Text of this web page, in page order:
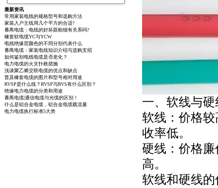
最新资讯
常用家装电线的规格型号和选购方法
家装入户主线用几个平方的合适?
番禺电缆：电线的好坏跟粗细有关系吗?
橡套软电缆YC与YCW
电线绝缘层颜色的不同分别代表什么
番禺电缆：家装电线知识介绍与选购支招
如何鉴别电线电缆是否老化？
电力电缆的火灾扑救措施
浅谈聚乙烯交联电缆的优点和缺点
普及橡套电缆的图片和型号相对用途
RVSP是什么线？RVSP与RVS有什么区别？
绝缘电力电缆的分类和用途
番禺电缆|通信电缆与光缆的区别！
什么是铝合金电缆，铝合金电缆载流量
电力电缆执行标准5大类
一、软线与
软线：价格
收率低。
硬线：价格
高。
软线和硬线